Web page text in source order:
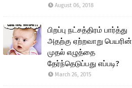
August 06, 2018
பிறப்பு நட்சத்திரம் பார்த்து
அதற்கு ஏற்றவாறு பெயரின்
முதல் எழுத்தை
தேர்ந்தெடுப்பது எப்படி?
March 26, 2015